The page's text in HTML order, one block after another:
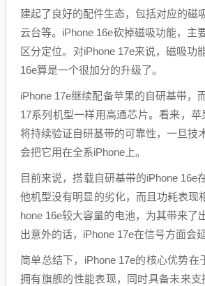
建起了良好的配件生态，包括对应的磁
云台等。iPhone 16e砍掉磁吸功能，主
区分定位。对iPhone 17e来说，磁吸功
16e算是一个很加分的升级了。
iPhone 17e继续配备苹果的自研基带，
17系列机型一样用高通芯片。看来，
将持续验证自研基带的可靠性，一旦技
会把它用在全系iPhone上。
目前来说，搭载自研基带的iPhone 16e
他机型没有明显的劣化，而且功耗表现
hone 16e较大容量的电池，为其带来了
出意外的话，iPhone 17e在信号方面会
简单总结下，iPhone 17e的核心优势在
拥有旗舰的性能表现，同时具备未来支